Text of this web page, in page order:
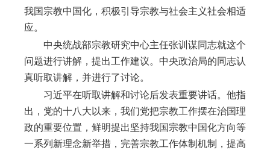
我国宗教中国化，积极引导宗教与社会主义社会相适
应。
中央统战部宗教研究中心主任张训谋同志就这个
问题进行讲解，提出工作建议。中央政治局的同志认
真听取讲解，并进行了讨论。
习近平在听取讲解和讨论后发表重要讲话。他指
出，党的十八大以来，我们党把宗教工作摆在治国理
政的重要位置，鲜明提出坚持我国宗教中国化方向等
一系列新理念新举措，完善宗教工作体制机制，提高